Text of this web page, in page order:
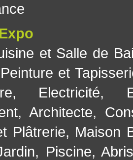
et Salle de
Peinture et
, Electricité,
, Architecte,
Plâtrerie, Maison
, Piscine,